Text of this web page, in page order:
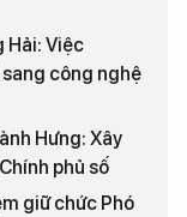
Hải: Việc
công nghệ
Hưng: Xây
phủ số
giữ chức Phó